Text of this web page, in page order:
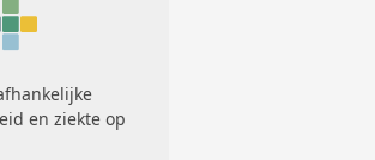
en ziekte op